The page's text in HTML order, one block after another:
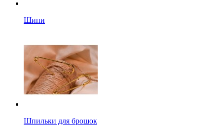
Шипи
Шпильки для брошок